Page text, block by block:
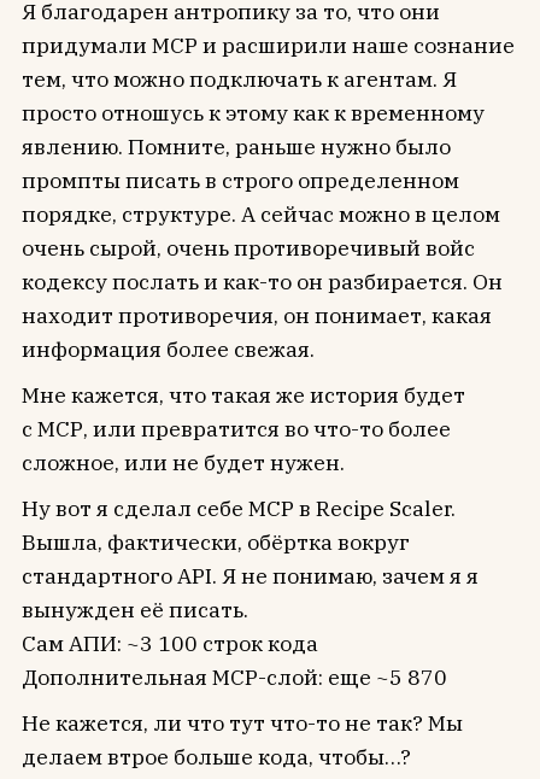
Я благодарен антропику за то, что они
придумали МСР и расширили наше сознание
тем, что можно подключать к агентам. Я
просто отношусь к этому как к временному
явлению. Помните, раньше нужно было
промпты писать в строго определенном
порядке, структуре. А сейчас можно в целом
очень сырой, очень противоречивый войс
кодексу послать и как-то он разбирается. Он
находит противоречия, он понимает, какая
информация более свежая.
Мне кажется, что такая же история будет
с МСР, или превратится во что-то более
сложное, или не будет нужен.
Ну вот я сделал себе MCP в Recipe Scaler.
Вышла, фактически, обёртка вокруг
стандартного API. Я не понимаю, зачем я я
вынужден её писать.
Сам АПИ: ~3 100 строк кода
Дополнительная MCP-слой: еще ~5 870
Не кажется, ли что тут что-то не так? Мы
делаем втрое больше кода, чтобы…?